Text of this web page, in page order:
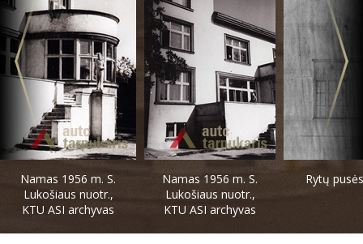
Namas 1956 m. S.
Lukošiaus nuotr.,
KTU ASI archyvas
Namas 1956 m. S.
Lukošiaus nuotr.,
KTU ASI archyvas
Rytų